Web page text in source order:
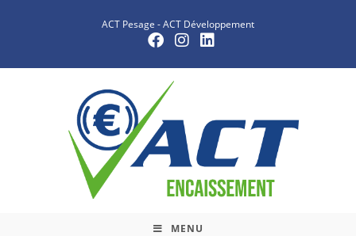
ACT Pesage -ACT Développement
MENU